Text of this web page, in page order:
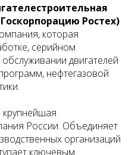
Ростех)
которая
серийном
двигателей
нефтегазовой
крупнейшая
России. Объединяет
организаций
ключевым